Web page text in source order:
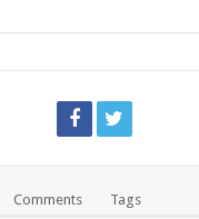
Comments Tags